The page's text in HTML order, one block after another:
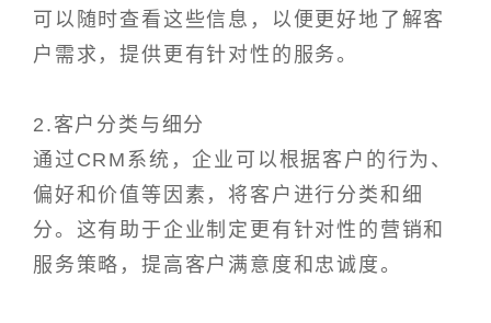
可以随时查看这些信息，以便更好地了解客
户需求，提供更有针对性的服务。
2.客户分类与细分
通过CRM系统，企业可以根据客户的行为、
偏好和价值等因素，将客户进行分类和细
分。这有助于企业制定更有针对性的营销和
服务策略，提高客户满意度和忠诚度。